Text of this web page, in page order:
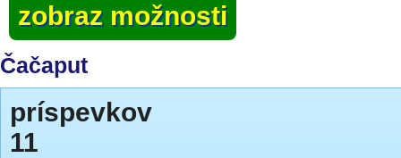
zobraz možnosti
Čačaput
príspevkov
11